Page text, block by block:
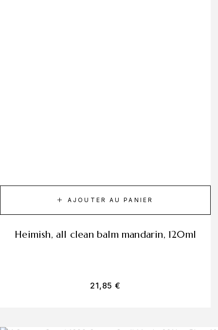
AJOUTER AU PANIER
heimish, all clean balm mandarin, 120ml
21,85 €